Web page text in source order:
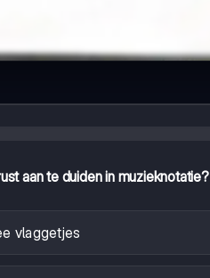
aan te duiden in muzieknotatie?
vlaggetjes